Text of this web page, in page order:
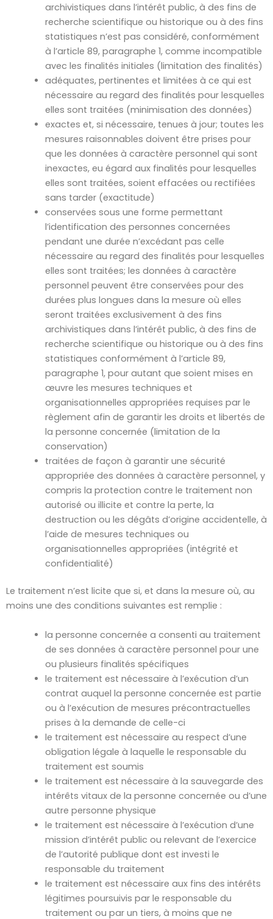
archivistiques dans l’intérêt public, à des fins de
recherche scientifique ou historique ou à des fins
statistiques n’est pas considéré, conformément
à l’article 89, paragraphe 1, comme incompatible
avec les finalités initiales (limitation des finalités)
adéquates, pertinentes et limitées à ce qui est
nécessaire au regard des finalités pour lesquelles
elles sont traitées (minimisation des données)
exactes et, si nécessaire, tenues à jour; toutes les
mesures raisonnables doivent être prises pour
que les données à caractère personnel qui sont
inexactes, eu égard aux finalités pour lesquelles
elles sont traitées, soient effacées ou rectifiées
sans tarder (exactitude)
conservées sous une forme permettant
l’identification des personnes concernées
pendant une durée n’excédant pas celle
nécessaire au regard des finalités pour lesquelles
elles sont traitées; les données à caractère
personnel peuvent être conservées pour des
durées plus longues dans la mesure où elles
seront traitées exclusivement à des fins
archivistiques dans l’intérêt public, à des fins de
recherche scientifique ou historique ou à des fins
statistiques conformément à l’article 89,
paragraphe 1, pour autant que soient mises en
œuvre les mesures techniques et
organisationnelles appropriées requises par le
règlement afin de garantir les droits et libertés de
la personne concernée (limitation de la
conservation)
traitées de façon à garantir une sécurité
appropriée des données à caractère personnel, y
compris la protection contre le traitement non
autorisé ou illicite et contre la perte, la
destruction ou les dégâts d’origine accidentelle, à
l’aide de mesures techniques ou
organisationnelles appropriées (intégrité et
confidentialité)
Le traitement n’est licite que si, et dans la mesure où, au
moins une des conditions suivantes est remplie :
la personne concernée a consenti au traitement
de ses données à caractère personnel pour une
ou plusieurs finalités spécifiques
le traitement est nécessaire à l’exécution d’un
contrat auquel la personne concernée est partie
ou à l’exécution de mesures précontractuelles
prises à la demande de celle-ci
le traitement est nécessaire au respect d’une
obligation légale à laquelle le responsable du
traitement est soumis
le traitement est nécessaire à la sauvegarde des
intérêts vitaux de la personne concernée ou d’une
autre personne physique
le traitement est nécessaire à l’exécution d’une
mission d’intérêt public ou relevant de l’exercice
de l’autorité publique dont est investi le
responsable du traitement
le traitement est nécessaire aux fins des intérêts
légitimes poursuivis par le responsable du
traitement ou par un tiers, à moins que ne